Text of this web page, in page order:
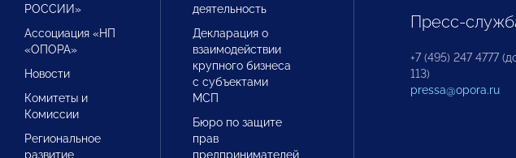
РОССИИ»
Ассоциация «НП
«ОПОРА»
Новости
Комитеты и
Комиссии
Региональное
развитие
деятельность
Декларация о
взаимодействии
крупного бизнеса
с субъектами
МСП
Бюро по защите
прав
предпринимателей
Пресс-
+7 (495) 247 4777
113)
pressa@opora.ru